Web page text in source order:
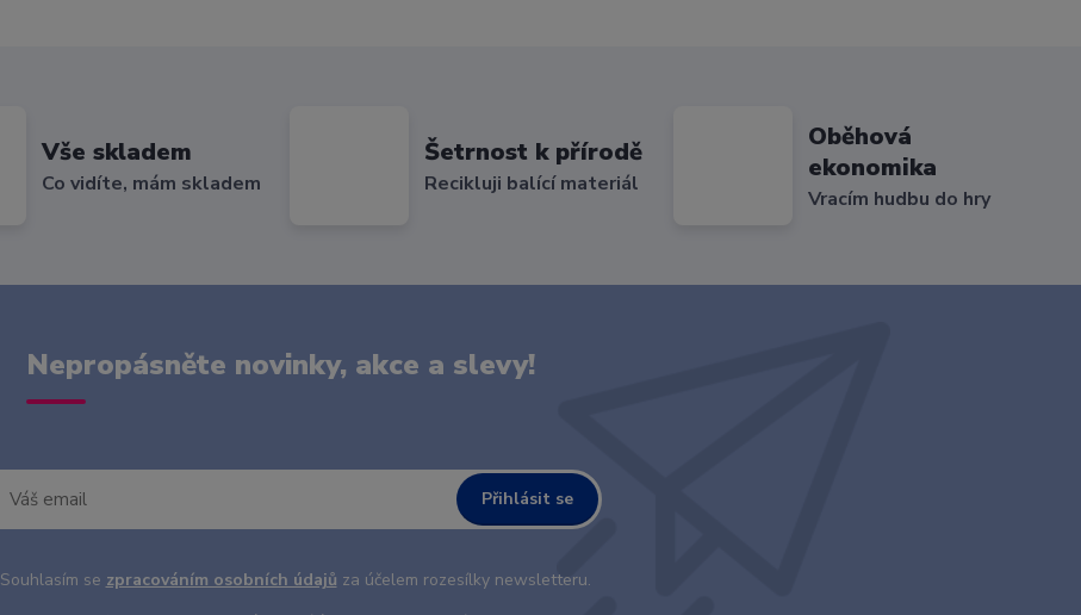
Vše skladem
Co vidíte, mám skladem
Šetrnost k přírodě
Recikluji balící materiál
Oběhová
ekonomika
Vracím hudbu do hry
Nepropásněte novinky, akce a slevy!
Přihlásit se
Souhlasím se zpracováním osobních údajů za účelem rozesílky newsletteru.